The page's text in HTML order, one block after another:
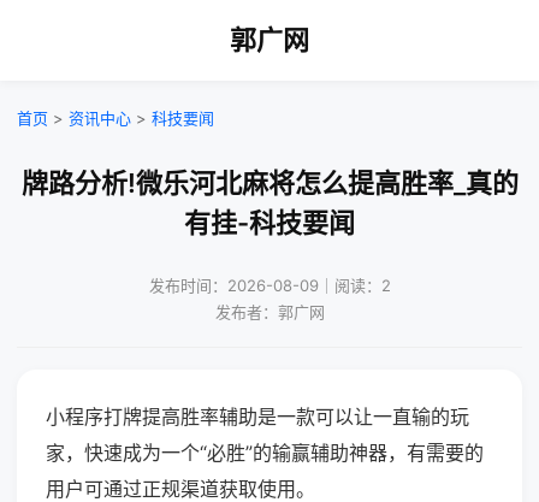
郭广网
首页 > 资讯中心 > 科技要闻
牌路分析!微乐河北麻将怎么提高胜率_真的
有挂-科技要闻
发布时间：2026-08-09｜阅读：2
发布者：郭广网
小程序打牌提高胜率辅助是一款可以让一直输的玩
家，快速成为一个“必胜”的输赢辅助神器，有需要的
用户可通过正规渠道获取使用。